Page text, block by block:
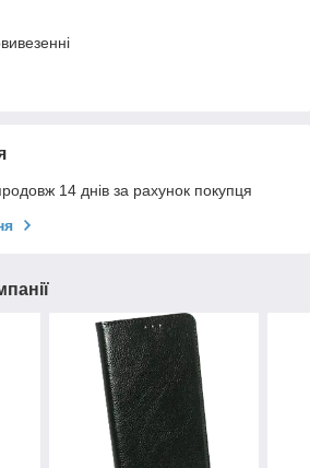
14 днів за рахунок покупця